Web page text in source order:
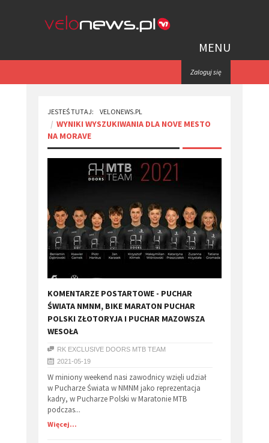
MENU
Zaloguj się
JESTEŚ TUTAJ: VELONEWS.PL
WYNIKI WYSZUKIWANIA DLA NOVE MESTO
NA MORAVE
KOMENTARZE POSTARTOWE - PUCHAR
ŚWIATA NMNM, BIKE MARATON PUCHAR
POLSKI ZŁOTORYJA I PUCHAR MAZOWSZA
WESOŁA
RK EXCLUSIVE DOORS MTB TEAM
2021-05-19
W miniony weekend nasi zawodnicy wzięli udział
w Pucharze Świata w NMNM jako reprezentacja
kadry, w Pucharze Polski w Maratonie MTB
podczas...
Więcej...